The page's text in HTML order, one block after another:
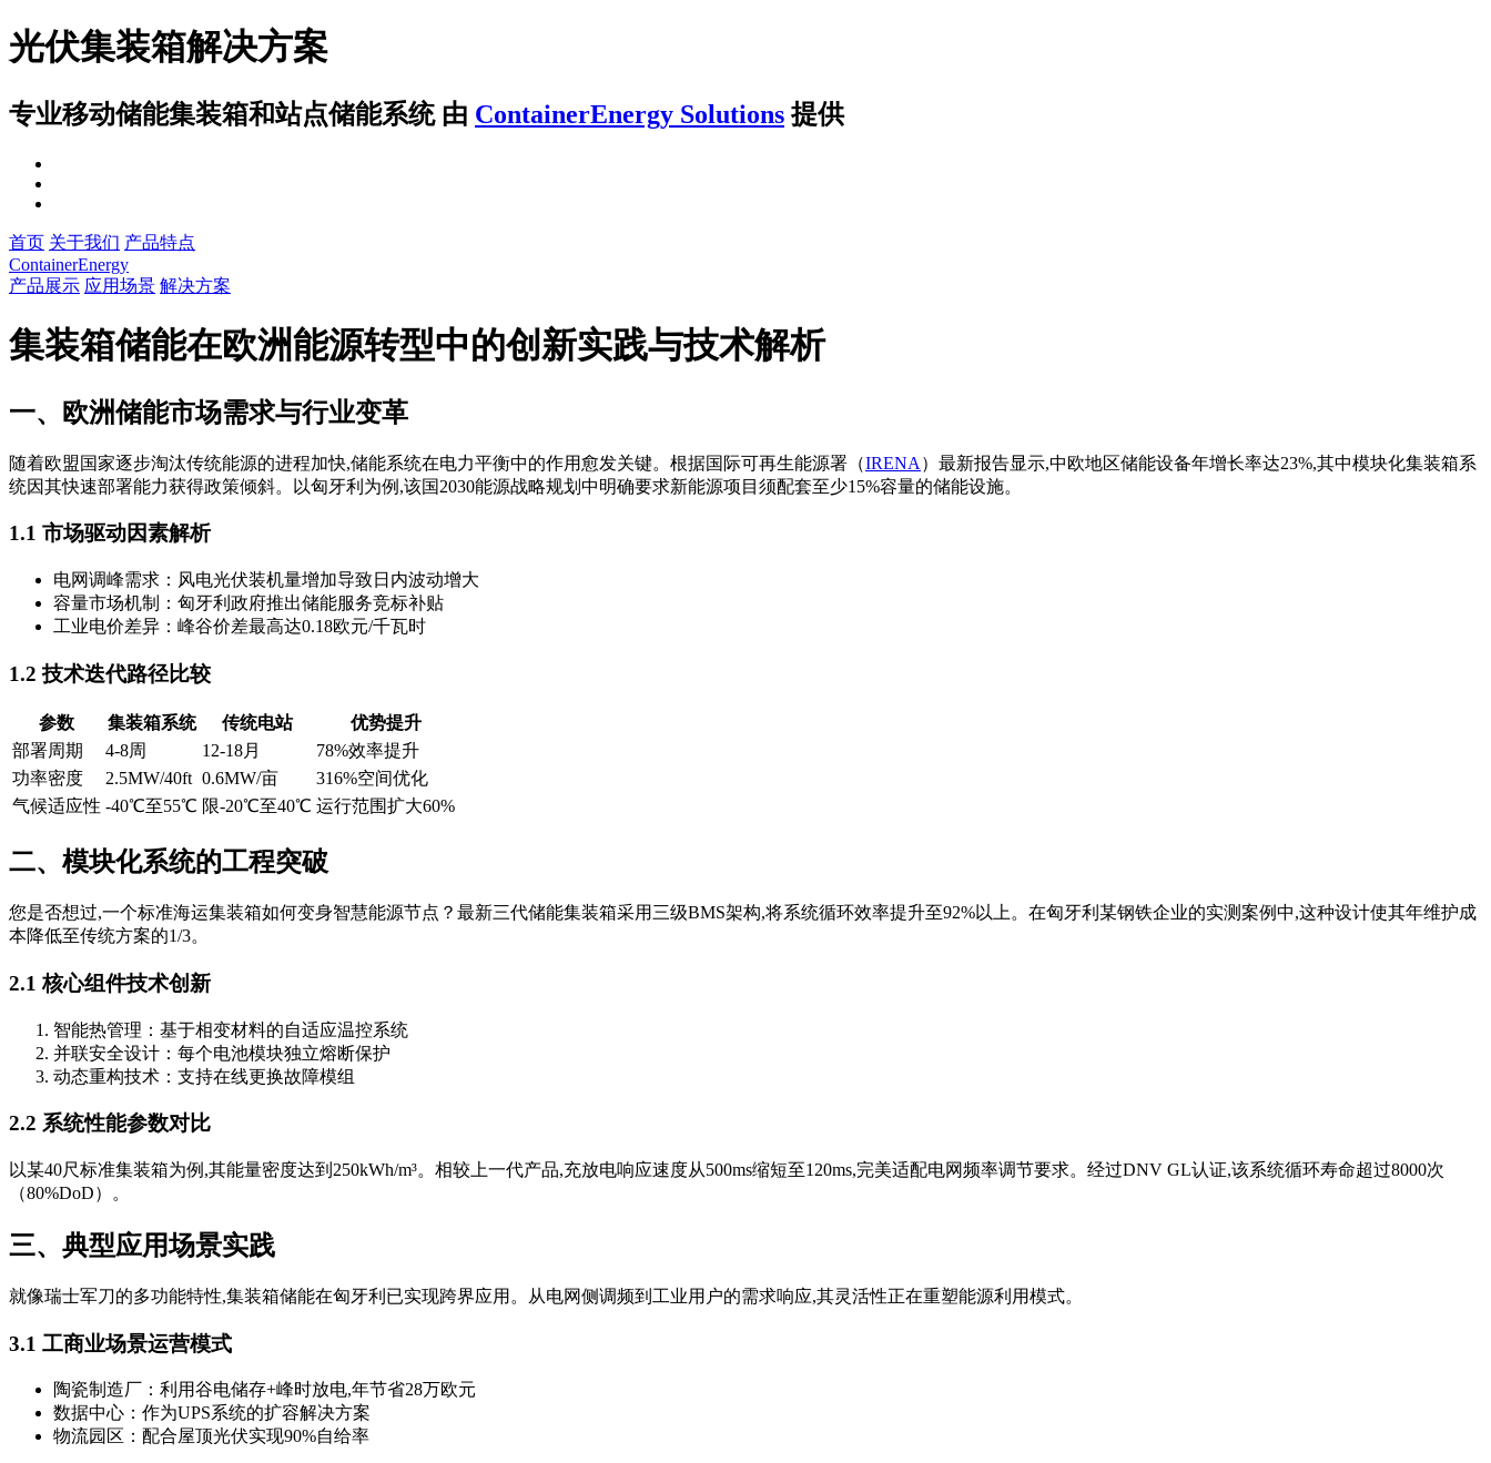
光伏集装箱解决方案
专业移动储能集装箱和站点储能系统 由 ContainerEnergy Solutions 提供
首页 关于我们 产品特点
ContainerEnergy
产品展示 应用场景 解决方案
集装箱储能在欧洲能源转型中的创新实践与技术解析
一、欧洲储能市场需求与行业变革
随着欧盟国家逐步淘汰传统能源的进程加快,储能系统在电力平衡中的作用愈发关键。根据国际可再生能源署（IRENA ）最新报告显示,中欧地区储能设备年增长率达23%,其中模块化集装箱系
统因其快速部署能力获得政策倾斜。以匈牙利为例,该国2030能源战略规划中明确要求新能源项目须配套至少15%容量的储能设施。
1.1 市场驱动因素解析
电网调峰需求：风电光伏装机量增加导致日内波动增大
容量市场机制：匈牙利政府推出储能服务竞标补贴
工业电价差异：峰谷价差最高达0.18欧元/千瓦时
1.2 技术迭代路径比较
参数 集装箱系统 传统电站
优势提升
部署周期
4-8周 12-18月
78%效率提升
功率密度
2.5MW/40ft 0.6MW/亩
316%空间优化
气候适应性 -40℃至55℃ 限-20℃至40℃ 运行范围扩大60%
二、模块化系统的工程突破
您是否想过,一个标准海运集装箱如何变身智慧能源节点？最新三代储能集装箱采用三级BMS架构,将系统循环效率提升至92%以上。在匈牙利某钢铁企业的实测案例中,这种设计使其年维护成
本降低至传统方案的1/3。
2.1 核心组件技术创新
智能热管理：基于相变材料的自适应温控系统
并联安全设计：每个电池模块独立熔断保护
动态重构技术：支持在线更换故障模组
2.2 系统性能参数对比
以某40尺标准集装箱为例,其能量密度达到250kWh/m³。相较上一代产品,充放电响应速度从500ms缩短至120ms,完美适配电网频率调节要求。经过DNV GL认证,该系统循环寿命超过8000次
（80%DoD）。
三、典型应用场景实践
就像瑞士军刀的多功能特性,集装箱储能在匈牙利已实现跨界应用。从电网侧调频到工业用户的需求响应,其灵活性正在重塑能源利用模式。
3.1 工商业场景运营模式
陶瓷制造厂：利用谷电储存+峰时放电,年节省28万欧元
数据中心：作为UPS系统的扩容解决方案
物流园区：配合屋顶光伏实现90%自给率